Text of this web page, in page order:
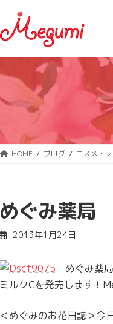
HOME ブログ コスメ・
めぐみ薬局
2013年1月24日
めぐみ薬
ミルクCを発売します！
＜めぐみのお花日誌＞今